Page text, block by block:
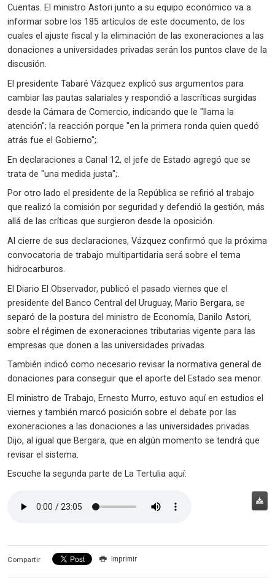
Cuentas. El ministro Astori junto a su equipo económico va a
informar sobre los 185 artículos de este documento, de los
cuales el ajuste fiscal y la eliminación de las exoneraciones a las
donaciones a universidades privadas serán los puntos clave de la
discusión.
El presidente Tabaré Vázquez explicó sus argumentos para
cambiar las pautas salariales y respondió a lascríticas surgidas
desde la Cámara de Comercio, indicando que le "llama la
atención"; la reacción porque "en la primera ronda quien quedó
atrás fue el Gobierno";.
En declaraciones a Canal 12, el jefe de Estado agregó que se
trata de "una medida justa";.
Por otro lado el presidente de la República se refirió al trabajo
que realizó la comisión por seguridad y defendió la gestión, más
allá de las críticas que surgieron desde la oposición.
Al cierre de sus declaraciones, Vázquez confirmó que la próxima
convocatoria de trabajo multipartidaria será sobre el tema
hidrocarburos.
El Diario El Observador, publicó el pasado viernes que el
presidente del Banco Central del Uruguay, Mario Bergara, se
separó de la postura del ministro de Economía, Danilo Astori,
sobre el régimen de exoneraciones tributarias vigente para las
empresas que donen a las universidades privadas.
También indicó como necesario revisar la normativa general de
donaciones para conseguir que el aporte del Estado sea menor.
El ministro de Trabajo, Ernesto Murro, estuvo aquí en estudios el
viernes y también marcó posición sobre el debate por las
exoneraciones a las donaciones a las universidades privadas.
Dijo, al igual que Bergara, que en algún momento se tendrá que
revisar el sistema.
Escuche la segunda parte de La Tertulia aquí:
Compartir Imprimir